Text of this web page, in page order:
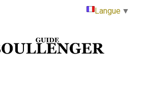
Langue ▼